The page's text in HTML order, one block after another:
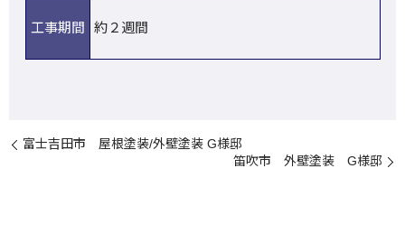
工事期間 約２週間
富士吉田市 屋根塗装/外壁塗装 G様邸
笛吹市 外壁塗装 G様邸